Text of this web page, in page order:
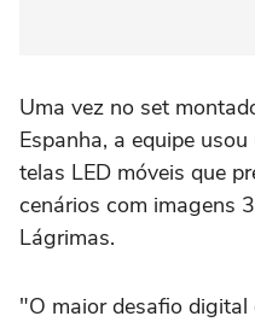
Uma vez no set
Espanha, a equipe
telas LED móveis que
cenários com imagens
Lágrimas.
"O maior desafio